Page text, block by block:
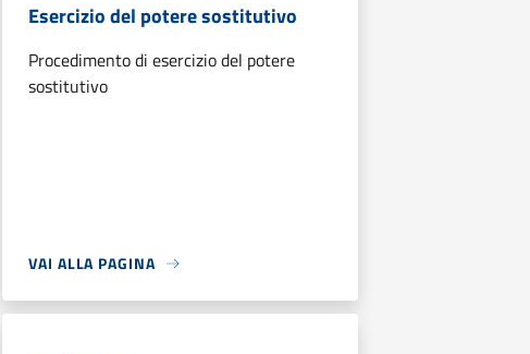
Esercizio del potere sostitutivo
Procedimento di esercizio del potere
sostitutivo
VAI ALLA PAGINA